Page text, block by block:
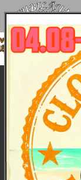
bis 15.08.
wieder mit voller
futuristisch.
Milwaukee-
Nm / 117
Harley-